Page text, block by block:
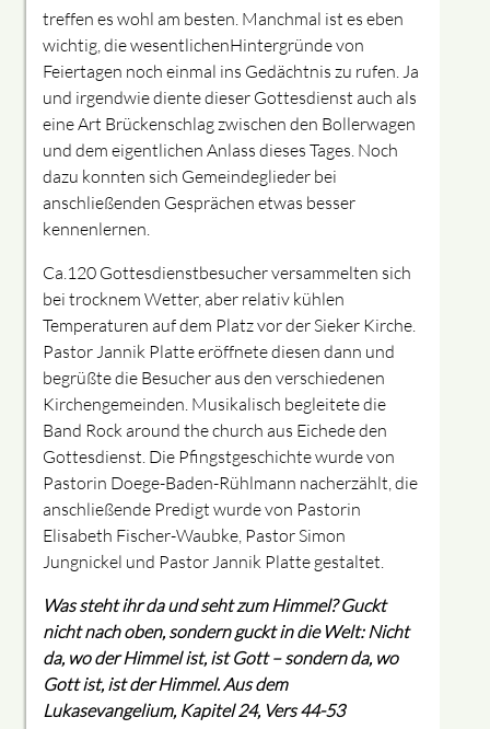
treffen es wohl am besten. Manchmal ist es eben
wichtig, die wesentlichenHintergründe von
Feiertagen noch einmal ins Gedächtnis zu rufen. Ja
und irgendwie diente dieser Gottesdienst auch als
eine Art Brückenschlag zwischen den Bollerwagen
und dem eigentlichen Anlass dieses Tages. Noch
dazu konnten sich Gemeindeglieder bei
anschließenden Gesprächen etwas besser
kennenlernen.
Ca.120 Gottesdienstbesucher versammelten sich
bei trocknem Wetter, aber relativ kühlen
Temperaturen auf dem Platz vor der Sieker Kirche
Pastor Jannik Platteeröffnete diesen dann und
begrüßte die Besucher aus den verschiedenen
Kirchengemeinden Musikalisch begleitete die
Band Rockaround thechurch aus Eichede den
Gottesdienst. Die Pfingstgeschichte wurde von
Pastorin Doege-Baden-Rühlmann nacherzählt, die
anschließende Predigt wurdevon Pastorin
Elisabeth Fischer-Waubke, Pastor Simon
Jungnickel und Pastor Jannik Platte gestaltet.
Was steht ihr da und seht zum Himmel? Guckt
nicht nach oben, sondern guckt in die Welt: Nicht
da, wo der Himmel ist, ist Gott – sondern da, wo
Gott ist, ist der Himmel.Aus dem
Lukasevangelium, Kapitel 24, Vers 44-53